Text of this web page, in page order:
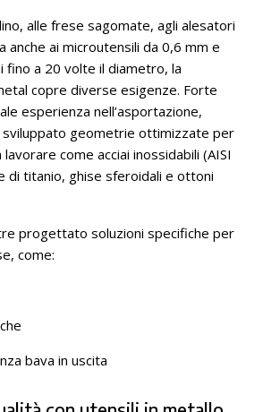
alle frese sagomate, agli alesatori
anche ai microutensili da 0,6 mm e
fino a 20 volte il diametro, la
copre diverse esigenze. Forte
esperienza nell’asportazione,
sviluppato geometrie ottimizzate per
come acciai inossidabili (AISI
di titanio, ghise sferoidali e ottoni
progettato soluzioni specifiche per
come:
bava in uscita